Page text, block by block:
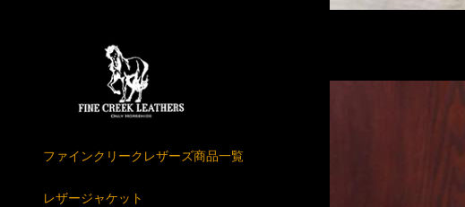
ファインクリークレザーズ商品一覧
レザージャケット